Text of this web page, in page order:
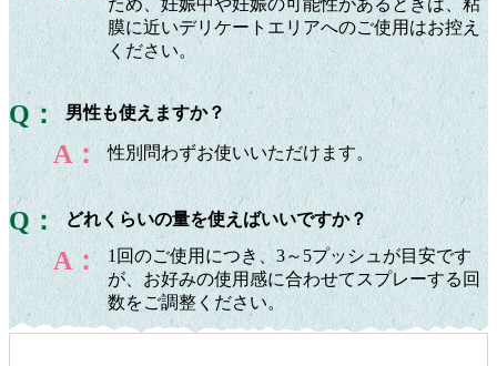
ため、妊娠中や妊娠の可能性があるときは、粘
膜に近いデリケートエリアへのご使用はお控え
ください。
Q： 男性も使えますか？
A： 性別問わずお使いいただけます。
Q： どれくらいの量を使えばいいですか？
A： 1回のご使用につき、3～5プッシュが目安です
が、お好みの使用感に合わせてスプレーする回
数をご調整ください。